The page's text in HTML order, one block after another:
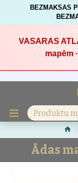
BEZMAKSAS
VASARAS
mapēm
Ādas